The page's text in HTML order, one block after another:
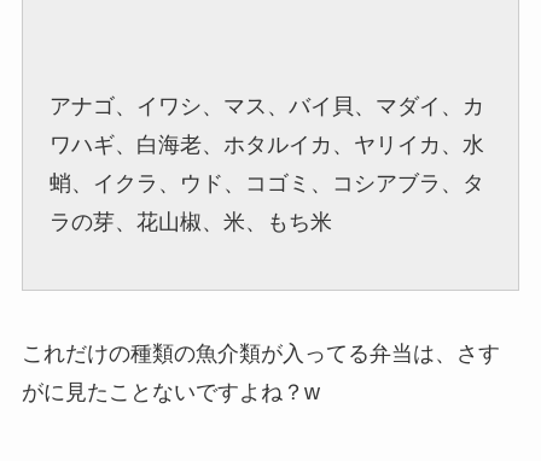
アナゴ、イワシ、マス、バイ貝、マダイ、カ
ワハギ、白海老、ホタルイカ、ヤリイカ、水
蛸、イクラ、ウド、コゴミ、コシアブラ、タ
ラの芽、花山椒、米、もち米
これだけの種類の魚介類が入ってる弁当は、さす
がに見たことないですよね？w